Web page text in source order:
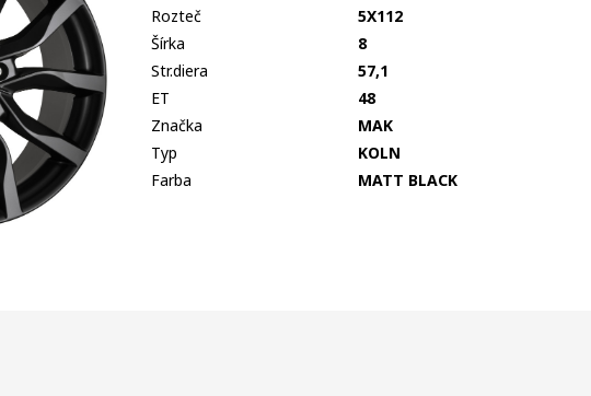
Rozteč
5X112
Šírka
8
Str.diera
57,1
ET
48
Značka
MAK
Typ
KOLN
Farba
MATT BLACK